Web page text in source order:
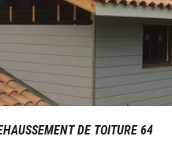
DE TOITURE 64